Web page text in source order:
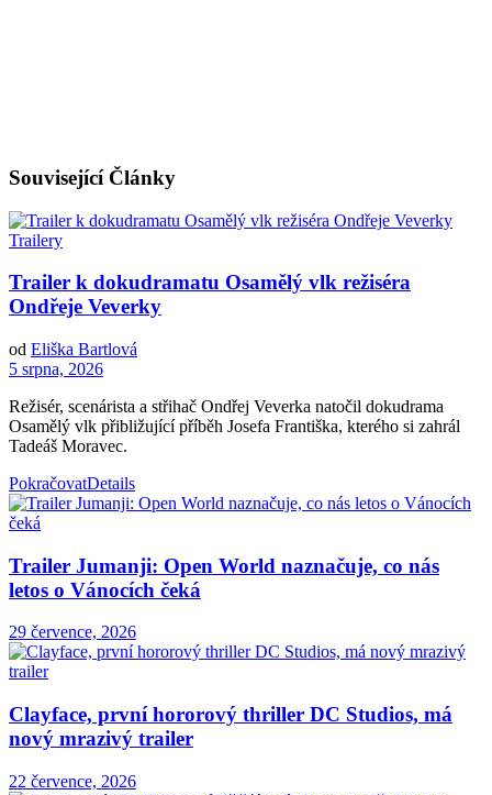
SouvisejícíČlánky
Trailery
Trailer k dokudramatu Osamělý vlk režiséra
Ondřeje Veverky
od Eliška Bartlová
5 srpna, 2026
Režisér, scenárista a střihač Ondřej Veverka natočil dokudrama
Osamělý vlk přibližující příběh Josefa Františka, kterého si zahrál
Tadeáš Moravec.
PokračovatDetails
Trailer Jumanji: Open World naznačuje, co nás
letos o Vánocích čeká
29 července, 2026
Clayface, první hororový thriller DC Studios, má
nový mrazivý trailer
22 července, 2026